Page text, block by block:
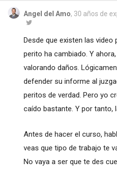
Angel del Amo, 30 años de
Desde que existen las video
perito ha cambiado. Y
valorando daños.
defender su informe al
peritos de verdad. Pero yo
caído bastante. Y por tanto,
Antes de hacer el curso,
veas que tipo de trabajo te
No vaya a ser que te des